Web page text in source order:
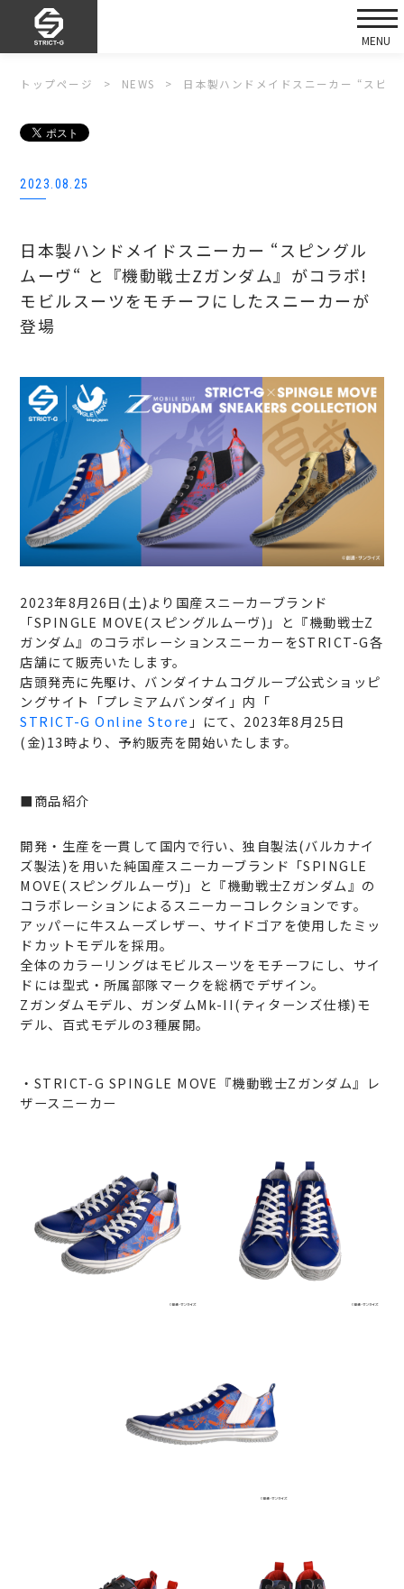
トップページ NEWS 日本製ハンドメイドスニーカー “スピ
2023.08.25
日本製ハンドメイドスニーカー “スピングル
ムーヴ“ と『機動戦士Zガンダム』がコラボ!
モビルスーツをモチーフにしたスニーカーが
登場
2023年8月26日(土)より国産スニーカーブランド
「SPINGLE MOVE(スピングルムーヴ)」と『機動戦士Z
ガンダム』のコラボレーションスニーカーをSTRICT-G各
店舗にて販売いたします。
店頭発売に先駆け、バンダイナムコグループ公式ショッピ
ングサイト「プレミアムバンダイ」内「
STRICT-G Online Store 」にて、2023年8月25日
(金)13時より、予約販売を開始いたします。
■商品紹介
開発・生産を一貫して国内で行い、独自製法(バルカナイ
ズ製法)を用いた純国産スニーカーブランド「SPINGLE
MOVE(スピングルムーヴ)」と『機動戦士Zガンダム』の
コラボレーションによるスニーカーコレクションです。
アッパーに牛スムーズレザー、サイドゴアを使用したミッ
ドカットモデルを採用。
全体のカラーリングはモビルスーツをモチーフにし、サイ
ドには型式・所属部隊マークを総柄でデザイン。
Zガンダムモデル、ガンダムMk-II(ティターンズ仕様)モ
デル、百式モデルの3種展開。
・STRICT-G SPINGLE MOVE『機動戦士Zガンダム』レ
ザースニーカー